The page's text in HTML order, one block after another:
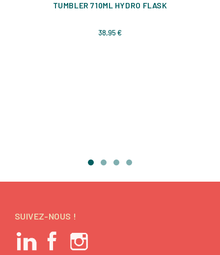
TUMBLER 710ML HYDRO FLASK
38,95 €
SUIVEZ-NOUS !